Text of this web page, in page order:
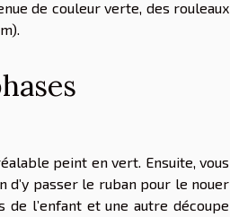
de couleur verte, des rouleaux
peint en vert. Ensuite, vous
d’y passer le ruban pour le nouer
l’enfant et une autre découpe